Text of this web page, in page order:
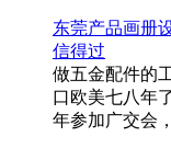
东莞产品画册
信得过
做五金配件的
口欧美七八年
年参加广交会